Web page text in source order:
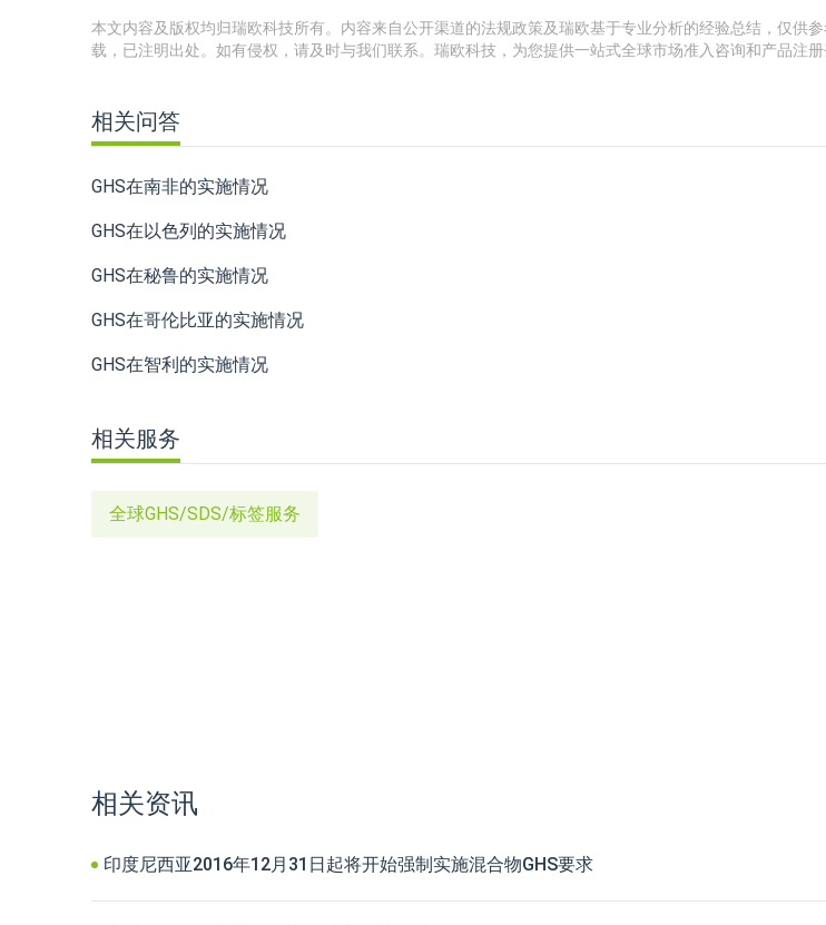
本文内容及版权均归瑞欧科技所有。内容来自公开渠道的法规政策及瑞欧基于专业分析的经验总结，仅供
载，已注明出处。如有侵权，请及时与我们联系。瑞欧科技，为您提供一站式全球市场准入咨询和产品注册
相关问答
GHS在南非的实施情况
GHS在以色列的实施情况
GHS在秘鲁的实施情况
GHS在哥伦比亚的实施情况
GHS在智利的实施情况
相关服务
全球GHS/SDS/标签服务
相关资讯
印度尼西亚2016年12月31日起将开始强制实施混合物GHS要求